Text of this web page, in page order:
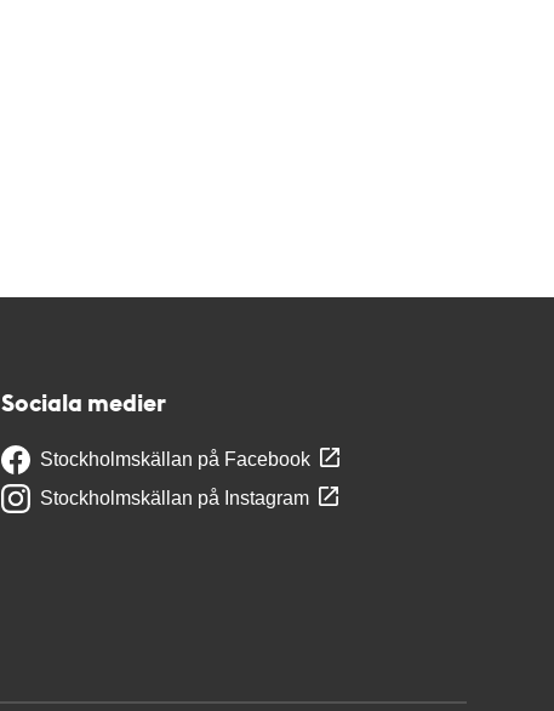
Sociala medier
Stockholmskällan på Facebook
Stockholmskällan på Instagram